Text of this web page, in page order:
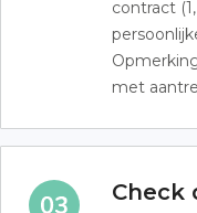
contract
met
Check